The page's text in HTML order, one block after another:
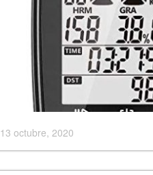
13 octubre, 2020